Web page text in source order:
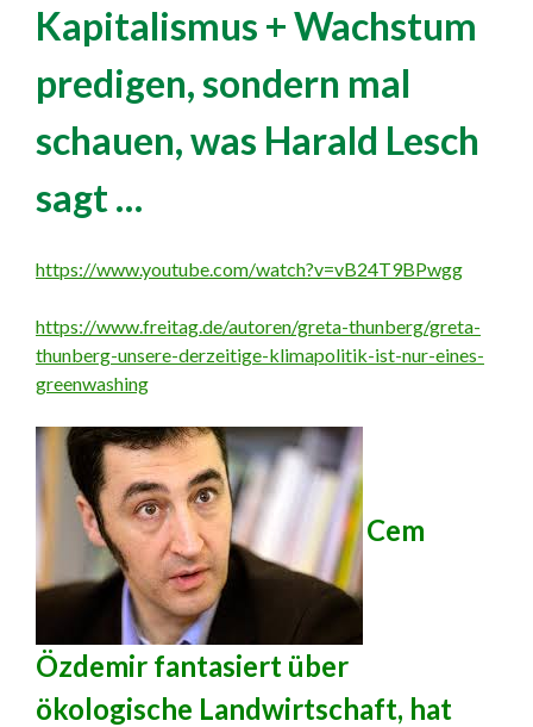
Kapitalismus + Wachstum
predigen, sondern mal
schauen, was Harald Lesch
sagt …
https://www.youtube.com/watch?v=vB24T9BPwgg
https://www.freitag.de/autoren/greta-thunberg/greta-
thunberg-unsere-derzeitige-klimapolitik-ist-nur-eines-
greenwashing
Cem
Özdemir fantasiert über
ökologische Landwirtschaft, hat